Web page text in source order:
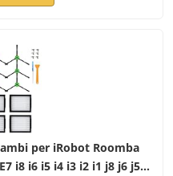
per iRobot Roomba
i8 i6 i5 i4 i3 i2 i1 j8 j6 j5